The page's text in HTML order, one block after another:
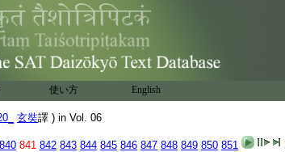
使い方 English
玄奘譯 ) in Vol. 06
840 841 842 843 844 845 846 847 848 849 850 851
意觸際是名耳
摩訶薩如實了
了知略廣之相。
受實際相。云
受實際相。諸
學。於一切法
無眼觸爲縁所生
實際相。無
際是名耳鼻舌
。諸菩薩摩訶